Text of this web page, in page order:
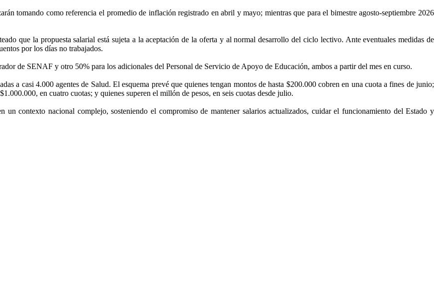
tomando como referencia el promedio de inflación registrado en abril y mayo; mientras que para el bimestre agosto-septiembre 2026
que la propuesta salarial está sujeta a la aceptación de la oferta y al normal desarrollo del ciclo lectivo. Ante eventuales medidas de
por los días no trabajados.
de SENAF y otro 50% para los adicionales del Personal de Servicio de Apoyo de Educación, ambos a partir del mes en curso.
a casi 4.000 agentes de Salud. El esquema prevé que quienes tengan montos de hasta $200.000 cobren en una cuota a fines de junio;
en cuatro cuotas; y quienes superen el millón de pesos, en seis cuotas desde julio.
un contexto nacional complejo, sosteniendo el compromiso de mantener salarios actualizados, cuidar el funcionamiento del Estado y